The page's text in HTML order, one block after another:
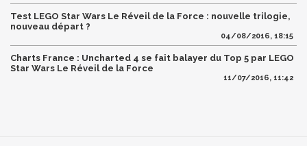
Test LEGO Star Wars Le Réveil de la Force : nouvelle trilogie,
nouveau départ ?
04/08/2016, 18:15
Charts France : Uncharted 4 se fait balayer du Top 5 par LEGO
Star Wars Le Réveil de la Force
11/07/2016, 11:42